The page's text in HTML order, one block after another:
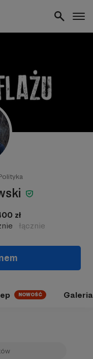
zł
łącznie
NOWOŚĆ Galeria